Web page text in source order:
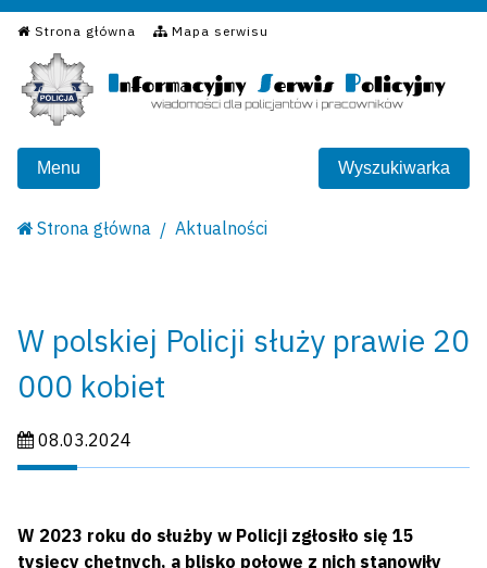
Strona główna Mapa serwisu
Informacyjny Serwis
Menu Wyszukiwarka
Strona główna Aktualności
W polskiej Policji służy prawie 20
000 kobiet
Data publikacji:
08.03.2024
W 2023 roku do służby w Policji zgłosiło się 15
tysięcy chętnych, a blisko połowę z nich stanowiły